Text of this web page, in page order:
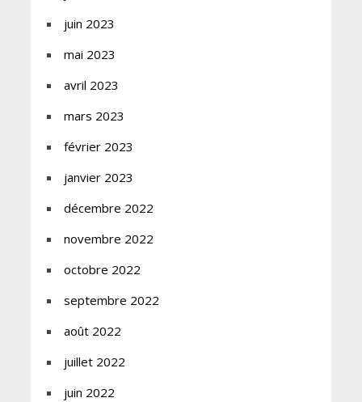
juin 2023
mai 2023
avril 2023
mars 2023
février 2023
janvier 2023
décembre 2022
novembre 2022
octobre 2022
septembre 2022
août 2022
juillet 2022
juin 2022